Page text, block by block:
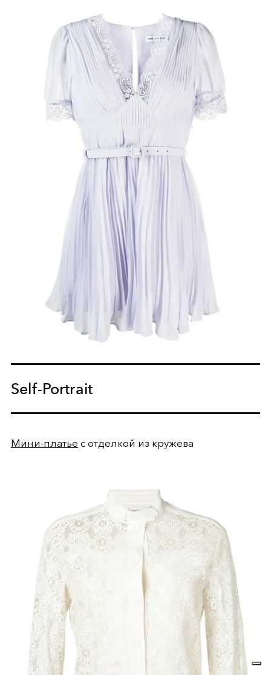
Self-Portrait
Мини-платье с отделкой из кружева